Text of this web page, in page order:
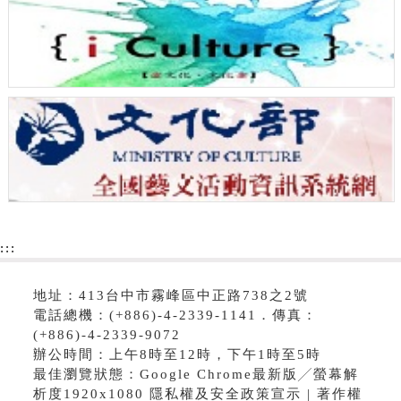
:::
地址：413台中市霧峰區中正路738之2號
電話總機：(+886)-4-2339-1141．傳真：
(+886)-4-2339-9072
辦公時間：上午8時至12時，下午1時至5時
最佳瀏覽狀態：Google Chrome最新版╱螢幕解
析度1920x1080 隱私權及安全政策宣示 | 著作權